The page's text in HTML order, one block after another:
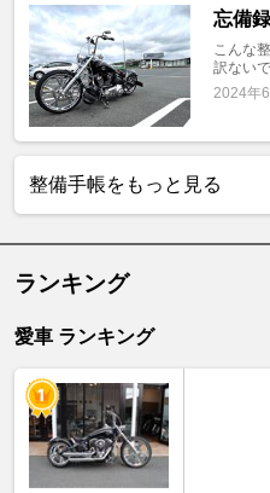
忘備録
こんな
訳ない
2024年
整備手帳をもっと見る
ランキング
愛車 ランキング